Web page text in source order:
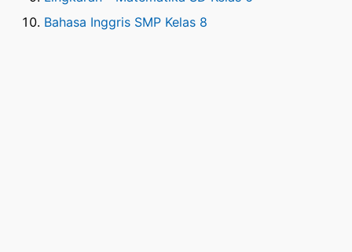
Bahasa Inggris SMP Kelas 8